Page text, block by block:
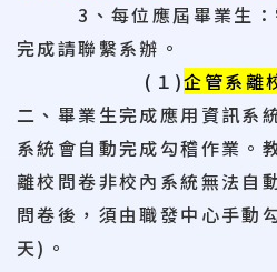
3、每位應屆畢業生
完成請聯繫系辦。
(１)企管系離
二、畢業生完成應用資訊系
系統會自動完成勾稽作業。
離校問卷非校內系統無法自
問卷後，須由職發中心手動
天)。